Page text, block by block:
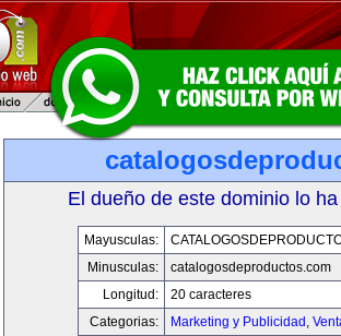
El dueño de este dominio lo
Mayusculas:
Minusculas:
catalogosdeproductos.com
Longitud:
20 caracteres
Categorias:
Marketing y Publicidad ,